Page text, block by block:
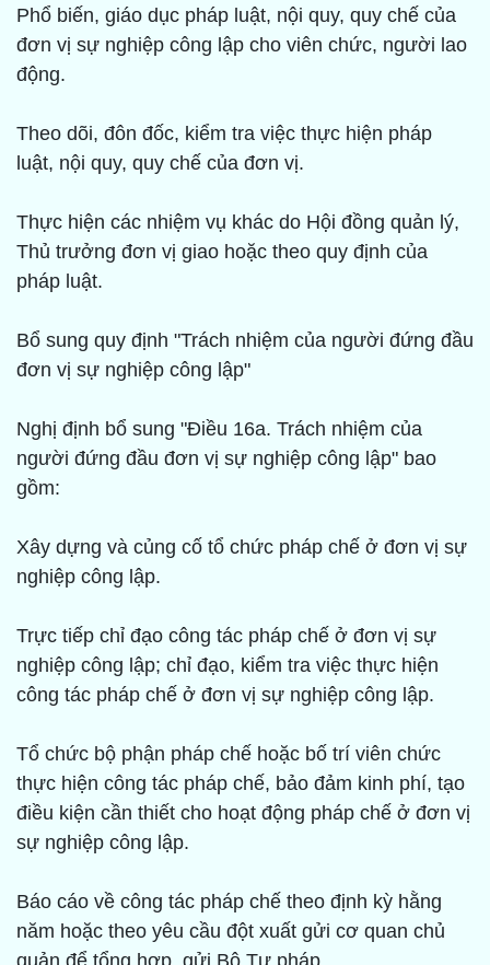
Phổ biến, giáo dục pháp luật, nội quy, quy chế của
đơn vị sự nghiệp công lập cho viên chức, người lao
động.
Theo dõi, đôn đốc, kiểm tra việc thực hiện pháp
luật, nội quy, quy chế của đơn vị.
Thực hiện các nhiệm vụ khác do Hội đồng quản lý,
Thủ trưởng đơn vị giao hoặc theo quy định của
pháp luật.
Bổ sung quy định "Trách nhiệm của người đứng đầu
đơn vị sự nghiệp công lập"
Nghị định bổ sung "Điều 16a. Trách nhiệm của
người đứng đầu đơn vị sự nghiệp công lập" bao
gồm:
Xây dựng và củng cố tổ chức pháp chế ở đơn vị sự
nghiệp công lập.
Trực tiếp chỉ đạo công tác pháp chế ở đơn vị sự
nghiệp công lập; chỉ đạo, kiểm tra việc thực hiện
công tác pháp chế ở đơn vị sự nghiệp công lập.
Tổ chức bộ phận pháp chế hoặc bố trí viên chức
thực hiện công tác pháp chế, bảo đảm kinh phí, tạo
điều kiện cần thiết cho hoạt động pháp chế ở đơn vị
sự nghiệp công lập.
Báo cáo về công tác pháp chế theo định kỳ hằng
năm hoặc theo yêu cầu đột xuất gửi cơ quan chủ